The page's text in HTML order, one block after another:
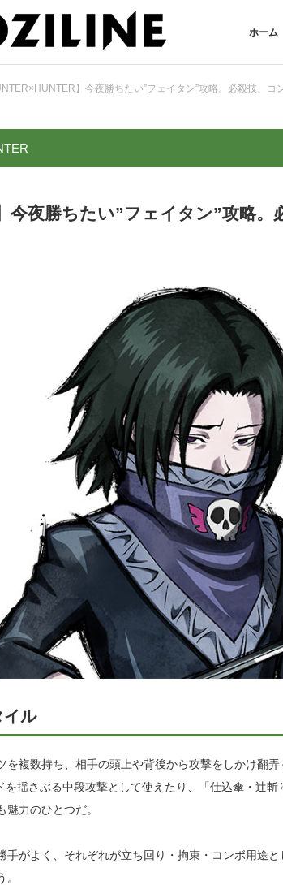
ホーム
】今夜勝ちたい”フェイタン”攻略。必殺技、コ
今夜勝ちたい”フェイタン”攻略
イル
を複数持ち、相手の頭上や背後から攻撃をしかけ翻
揺さぶる中段攻撃として使えたり、「仕込傘・辻
魅力のひとつだ。
手がよく、それぞれが立ち回り・拘束・コンボ用途